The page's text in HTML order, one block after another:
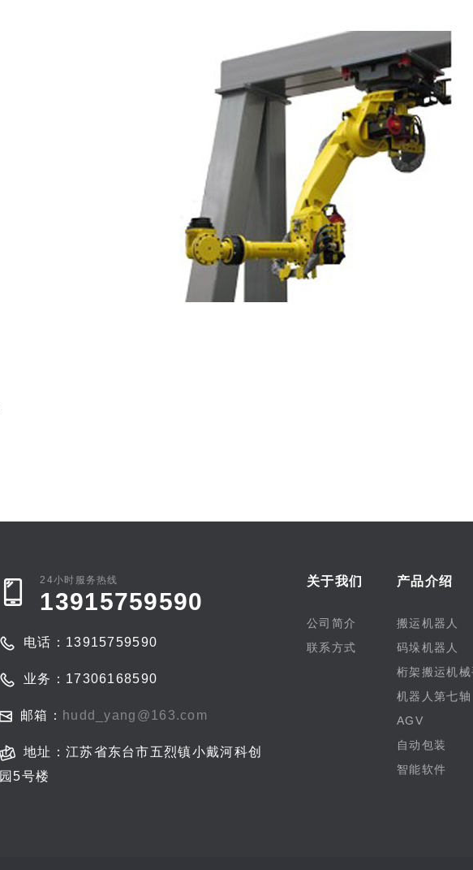
24小时服务热线
13915759590
电话：13915759590
业务：17306168590
邮箱： hudd_yang@163.com
地址：江苏省东台市五烈镇小戴河科创
园5号楼
关于我们
公司简介
联系方式
产品介绍
搬运机器人
码垛机器人
桁架搬运机械
机器人第七轴
AGV
自动包装
智能软件